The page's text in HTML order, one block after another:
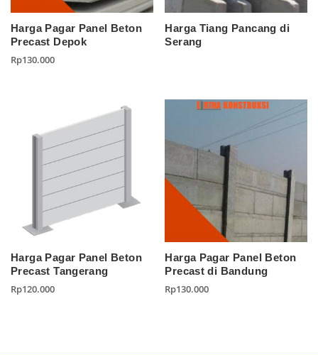
Harga Pagar Panel Beton
Precast Depok
Rp130.000
Harga Tiang Pancang di
Serang
Harga Pagar Panel Beton
Precast Tangerang
Rp120.000
Harga Pagar Panel Beton
Precast di Bandung
Rp130.000